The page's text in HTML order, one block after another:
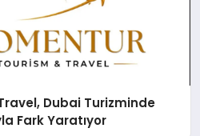
Dubai Turizminde
Fark Yaratıyor